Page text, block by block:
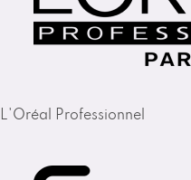
L'Oréal Professionnel